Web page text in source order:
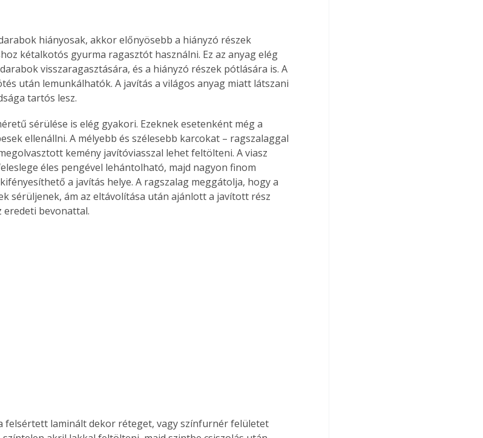
hiányosak, akkor előnyösebb a hiányzó részek
kétalkotós gyurma ragasztót használni. Ez az anyag elég
visszaragasztására, és a hiányzó részek pótlására is. A
után lemunkálhatók. A javítás a világos anyag miatt látszani
tartós lesz.
sérülése is elég gyakori. Ezeknek esetenként még a
ellenállni. A mélyebb és szélesebb karcokat – ragszalaggal
kemény javítóviasszal lehet feltölteni. A viasz
éles pengével lehántolható, majd nagyon finom
a javítás helye. A ragszalag meggátolja, hogy a
sérüljenek, ám az eltávolítása után ajánlott a javított rész
bevonattal.
felsértett laminált dekor réteget, vagy színfurnér felületet